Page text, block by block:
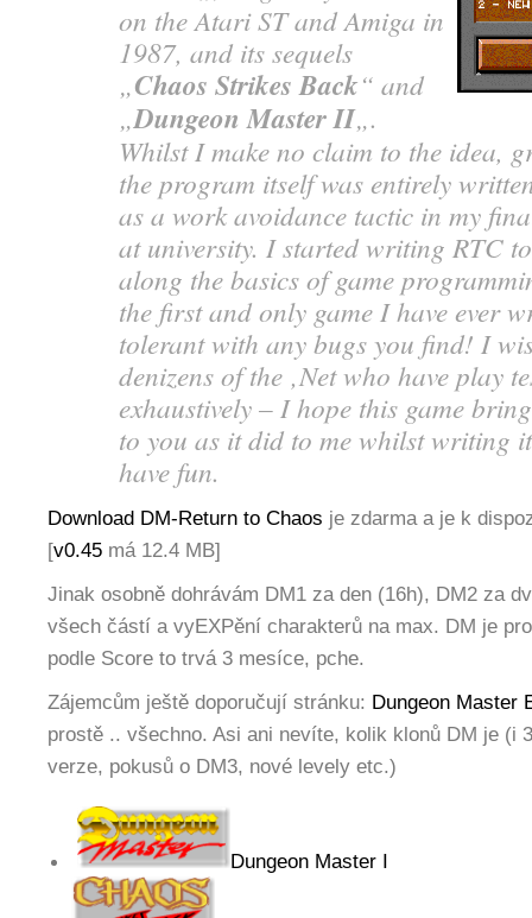
on the Atari ST and Amiga in
1987, and its sequels
„Chaos Strikes Back“ and
„Dungeon Master II„.
Whilst I make no claim to the idea,
the program itself was entirely
as a work avoidance tactic in my
at university. I started writing RTC
along the basics of game
the first and only game I have ever
tolerant with any bugs you find! I
denizens of the ‚Net who have play
exhaustively – I hope this game
to you as it did to me whilst writing
have fun.
Download DM-Return to Chaos je zdarma a je k
[v0.45 má 12.4 MB]
Jinak osobně dohrávám DM1 za den (16h), DM2 za
všech částí a vyEXPění charakterů na max. DM je
podle Score to trvá 3 mesíce, pche.
Zájemcům ještě doporučují stránku: Dungeon Master
prostě .. všechno. Asi ani nevíte, kolik klonů DM je (i
verze, pokusů o DM3, nové levely etc.)
Dungeon Master I